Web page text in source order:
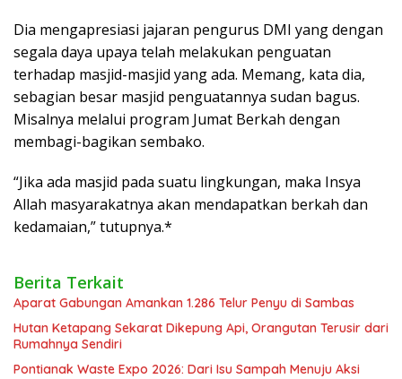
Dia mengapresiasi jajaran pengurus DMI yang dengan
segala daya upaya telah melakukan penguatan
terhadap masjid-masjid yang ada. Memang, kata dia,
sebagian besar masjid penguatannya sudan bagus.
Misalnya melalui program Jumat Berkah dengan
membagi-bagikan sembako.
“Jika ada masjid pada suatu lingkungan, maka Insya
Allah masyarakatnya akan mendapatkan berkah dan
kedamaian,” tutupnya.*
Berita Terkait
Aparat Gabungan Amankan 1.286 Telur Penyu di Sambas
Hutan Ketapang Sekarat Dikepung Api, Orangutan Terusir dari
Rumahnya Sendiri
Pontianak Waste Expo 2026: Dari Isu Sampah Menuju Aksi